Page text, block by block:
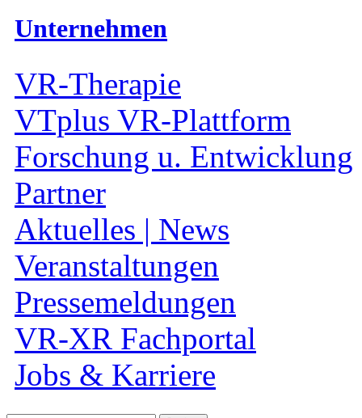
Unternehmen
VR-Therapie
VTplus VR-Plattform
Forschung u. Entwicklung
Partner
Aktuelles | News
Veranstaltungen
Pressemeldungen
VR-XR Fachportal
Jobs & Karriere